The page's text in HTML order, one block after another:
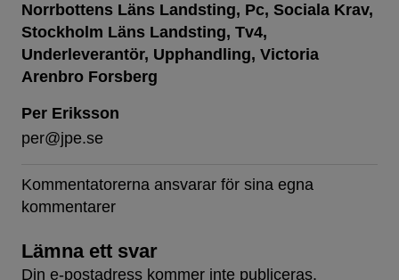
Norrbottens Läns Landsting Pc Sociala Krav
Stockholm Läns Landsting Tv4
Underleverantör Upphandling Victoria
Arenbro Forsberg
Per Eriksson
per@jpe.se
Kommentatorerna ansvarar för sina egna
kommentarer
Lämna ett svar
Din e-postadress kommer inte publiceras.